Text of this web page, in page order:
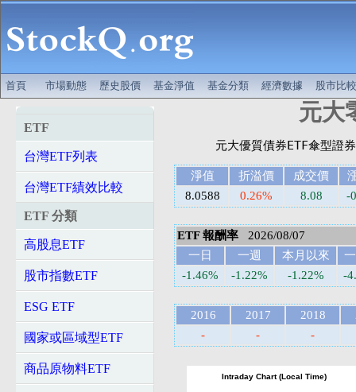
首頁 市場動態 歷史股價 基金淨值 基金分類 經濟數據 股市比較
ETF
台灣ETF列表
台灣ETF績效比較
ETF 分類
高股息ETF
股市指數ETF
ESG ETF
國家或區域型ETF
商品原物料ETF
元大
淨值 折溢價 成交價
8.0588
0.26% 8.08 -
ETF 報酬率 2026/08/07
一日
一週 本月以來
-1.46%
-1.22% -1.22% -
2016 2017 2018
-
- -
Intraday Chart (Local Time)